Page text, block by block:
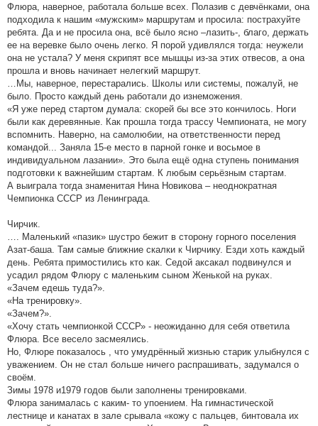
Флюра, наверное, работала больше всех. Полазив с девчёнками, она
подходила к нашим «мужским» маршрутам и просила: пострахуйте
ребята. Да и не просила она, всё было ясно –лазить-, благо, держать
ее на веревке было очень легко. Я порой удивлялся тогда: неужели
она не устала? У меня скрипят все мышцы из-за этих отвесов, а она
прошла и вновь начинает нелегкий маршрут.
…Мы, наверное, перестарались. Школы или системы, пожалуй, не
было. Просто каждый день работали до изнеможения.
«Я уже перед стартом думала: скорей бы все это кончилось. Ноги
были как деревянные. Как прошла тогда трассу Чемпионата, не могу
вспомнить. Наверно, на самолюбии, на ответственности перед
командой... Заняла 15-е место в парной гонке и восьмое в
индивидуальном лазании». Это была ещё одна ступень понимания
подготовки к важнейшим стартам. К любым серьёзным стартам.
А выиграла тогда знаменитая Нина Новикова – неоднократная
Чемпионка СССР из Ленинграда.
Чирчик.
…. Маленький «пазик» шустро бежит в сторону горного поселения
Азат-баша. Там самые ближние скалки к Чирчику. Езди хоть каждый
день. Ребята примостились кто как. Седой аксакал подвинулся и
усадил рядом Флюру с маленьким сыном Женькой на руках.
«Зачем едешь туда?».
«На тренировку».
«Зачем?».
«Хочу стать чемпионкой СССР» - неожиданно для себя ответила
Флюра. Все весело засмеялись.
Но, Флюре показалось , что умудрённый жизнью старик улыбнулся с
уважением. Он не стал больше ничего распрашивать, задумался о
своём.
Зимы 1978 и1979 годов были заполнены тренировками.
Флюра занималась с каким- то упоением. На гимнастической
лестнице и канатах в зале срывала «кожу с пальцев, бинтовала их